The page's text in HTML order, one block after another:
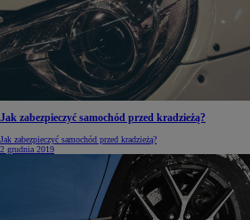
Jak zabezpieczyć samochód przed kradzieżą?
Jak zabezpieczyć samochód przed kradzieżą?
2 grudnia 2019